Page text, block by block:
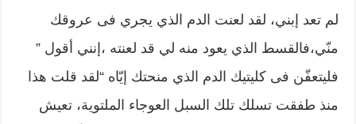
لم تعد إبني، لقد لعنت الدم الذي يجري فى عروقك
منّي،فالقسط الذي يعود منه لي قد لعنته ،إنني أقول ”
فليتعفّن فى كليتيك الدم الذي منحتك إيّاه “لقد قلت هذا
منذ طفقت تسلك تلك السبل العوجاء الملتوية، تعيش